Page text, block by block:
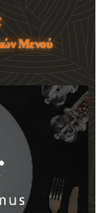
Μενού